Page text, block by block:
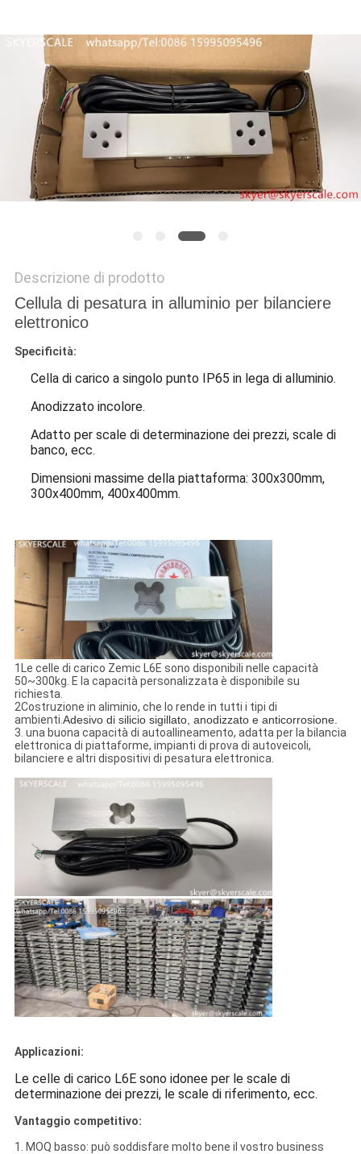
MAPPA
SITO
PRIVACY
POLICY
Descrizione di prodotto
Cellula di pesatura in alluminio per bilanciere
elettronico
Specificità:
Cella di carico a singolo punto IP65 in lega di alluminio.
Anodizzato incolore.
Adatto per scale di determinazione dei prezzi, scale di
banco, ecc.
Dimensioni massime della piattaforma: 300x300mm,
300x400mm, 400x400mm.
1Le celle di carico Zemic L6E sono disponibili nelle capacità
50~300kg. E la capacità personalizzata è disponibile su
richiesta.
2Costruzione in aliminio, che lo rende in tutti i tipi di
ambienti. Adesivo di silicio sigillato, anodizzato e anticorrosione.
3. una buona capacità di autoallineamento, adatta per la bilancia
elettronica di piattaforme, impianti di prova di autoveicoli,
bilanciere e altri dispositivi di pesatura elettronica.
Applicazioni:
Le celle di carico L6E sono idonee per le scale di
determinazione dei prezzi, le scale di riferimento, ecc.
Vantaggio competitivo:
1. MOQ basso: può soddisfare molto bene il vostro business